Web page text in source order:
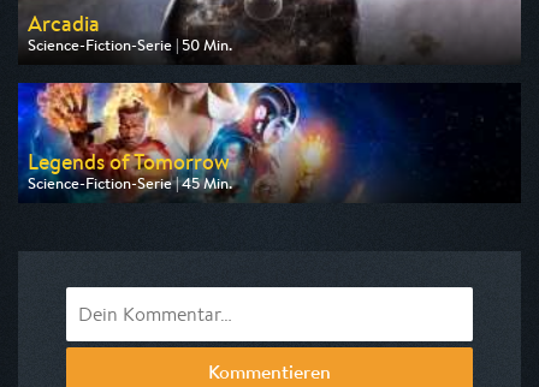
Arcadia
Science-Fiction-Serie | 50 Min.
Ausgestrahlt von WDR
am 13.08.2026, 00:25
Legends of Tomorrow
Science-Fiction-Serie | 45 Min.
Ausgestrahlt von Pro 7 Maxx
Kommentieren